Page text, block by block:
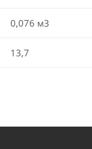
0,076 м3
13,7